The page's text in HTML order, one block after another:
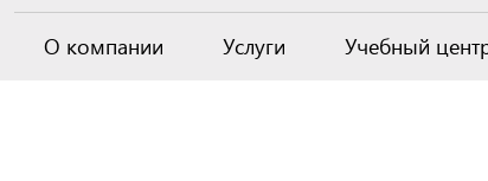
О компании Услуги Учебный